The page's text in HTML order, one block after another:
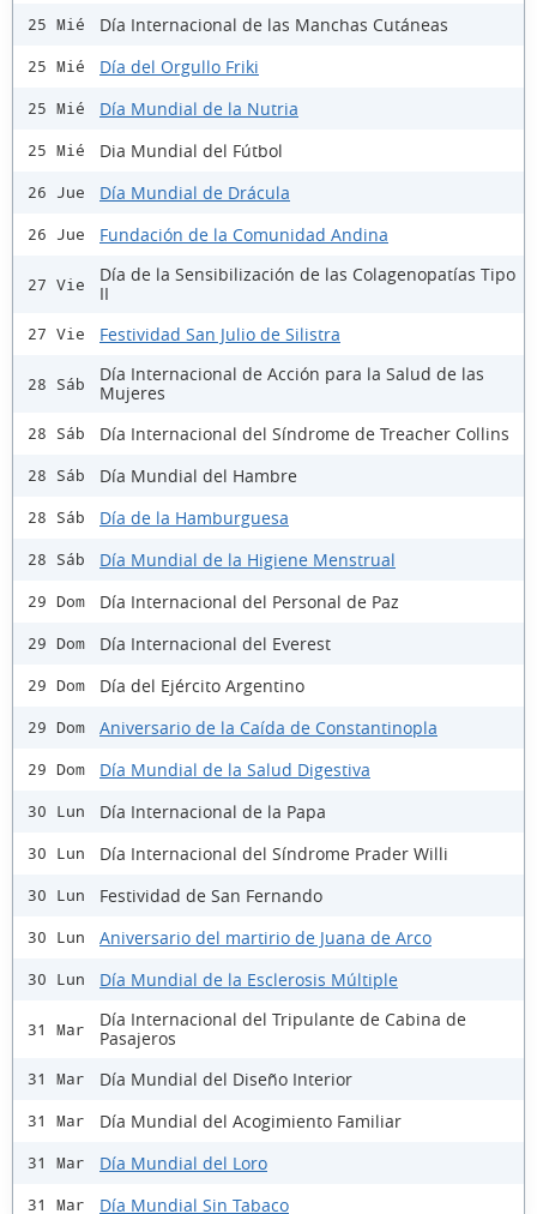
25 Mié Día Internacional de las Manchas Cutáneas
25 Mié Día del Orgullo Friki
25 Mié Día Mundial de la Nutria
25 Mié Dia Mundial del Fútbol
26 Jue Día Mundial de Drácula
26 Jue Fundación de la Comunidad Andina
27 Vie
Día de la Sensibilización de las Colagenopatías Tipo
II
27 Vie Festividad San Julio de Silistra
28 Sáb
Día Internacional de Acción para la Salud de las
Mujeres
28 Sáb Día Internacional del Síndrome de Treacher Collins
28 Sáb Día Mundial del Hambre
28 Sáb Día de la Hamburguesa
28 Sáb Día Mundial de la Higiene Menstrual
29 Dom Día Internacional del Personal de Paz
29 Dom Día Internacional del Everest
29 Dom Día del Ejército Argentino
29 Dom Aniversario de la Caída de Constantinopla
29 Dom Día Mundial de la Salud Digestiva
30 Lun Día Internacional de la Papa
30 Lun Día Internacional del Síndrome Prader Willi
30 Lun Festividad de San Fernando
30 Lun Aniversario del martirio de Juana de Arco
30 Lun Día Mundial de la Esclerosis Múltiple
31 Mar
Día Internacional del Tripulante de Cabina de
Pasajeros
31 Mar Día Mundial del Diseño Interior
31 Mar Día Mundial del Acogimiento Familiar
31 Mar Día Mundial del Loro
31 Mar Día Mundial Sin Tabaco